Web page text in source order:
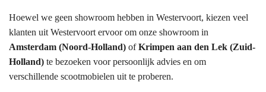
Hoewel we geen showroom hebben in Westervoort, kiezen veel
klanten uit Westervoort ervoor om onze showroom in
Amsterdam (Noord-Holland) ofKrimpen aan den Lek (Zuid-
Holland) te bezoeken voor persoonlijk advies en om
verschillende scootmobielen uit te proberen.